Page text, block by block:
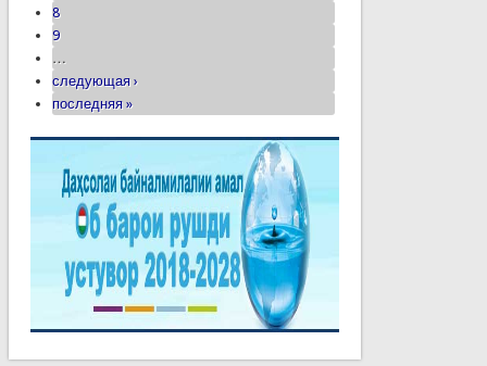
8
9
…
следующая ›
последняя »